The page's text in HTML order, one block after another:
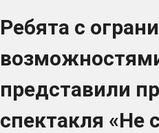
Ребята с
представили
спектакля «Не